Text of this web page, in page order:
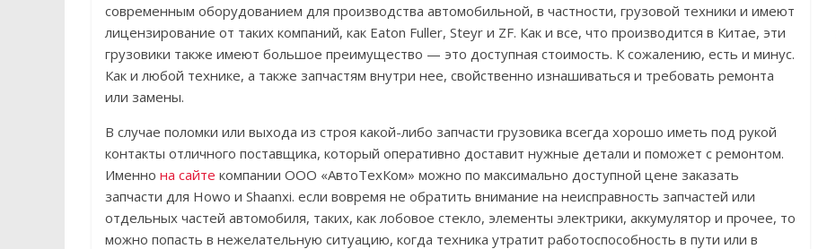
современным оборудованием для производства автомобильной, в частности, грузовой техники и имеют
лицензирование от таких компаний, как Eaton Fuller, Steyr и ZF. Как и все, что производится в Китае, эти
грузовики также имеют большое преимущество — это доступная стоимость. К сожалению, есть и минус.
Как и любой технике, а также запчастям внутри нее, свойственно изнашиваться и требовать ремонта
или замены.
В случае поломки или выхода из строя какой-либо запчасти грузовика всегда хорошо иметь под рукой
контакты отличного поставщика, который оперативно доставит нужные детали и поможет с ремонтом.
Именно на сайте компании ООО «АвтоТехКом» можно по максимально доступной цене заказать
запчасти для Howo и Shaanxi. если вовремя не обратить внимание на неисправность запчастей или
отдельных частей автомобиля, таких, как лобовое стекло, элементы электрики, аккумулятор и прочее, то
можно попасть в нежелательную ситуацию, когда техника утратит работоспособность в пути или в